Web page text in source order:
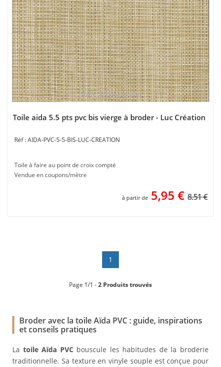
Toile aida 5.5 pts pvc bis vierge à broder - Luc Création
AIDA-PVC-5-5-BIS-LUC-CREATION
Toile à faire au point de croix compté
Vendue en coupons/mètre
à partir de 5,95 € 8.51 €
1
Page 1/1 -2 Produits trouvés
Broder avec la toile Aïda PVC : guide, inspirations
et conseils pratiques
La toile Aïda PVCbouscule les habitudes de la broderie
traditionnelle. Sa texture en vinyle souple est conçue pour